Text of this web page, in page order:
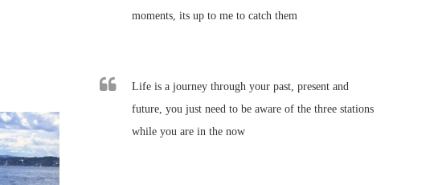
moments, its up to me to catch them
Life is a journey through your past, present and
future, you just need to be aware of the three stations
while you are in the now